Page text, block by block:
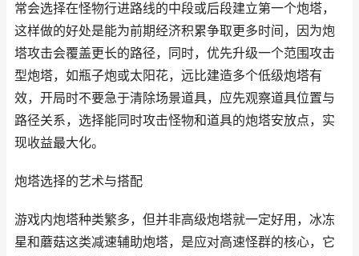
常会选择在怪物行进路线的中段或后段建立第一个炮塔，
这样做的好处是能为前期经济积累争取更多时间，因为炮
塔攻击会覆盖更长的路径，同时，优先升级一个范围攻击
型炮塔，如瓶子炮或太阳花，远比建造多个低级炮塔有
效，开局时不要急于清除场景道具，应先观察道具位置与
路径关系，选择能同时攻击怪物和道具的炮塔安放点，实
现收益最大化。
炮塔选择的艺术与搭配
游戏内炮塔种类繁多，但并非高级炮塔就一定好用，冰冻
星和蘑菇这类减速辅助炮塔，是应对高速怪群的核心，它